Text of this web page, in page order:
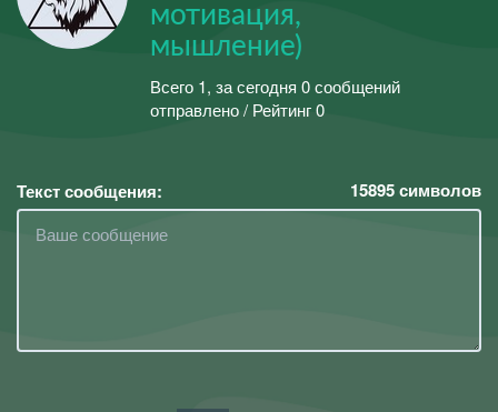
мотивация,
мышление)
Всего 1, за сегодня 0 сообщений
отправлено / Рейтинг 0
Текст сообщения: 15895символов